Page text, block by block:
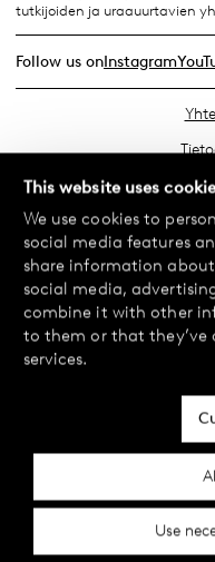
This website uses
We use cookies to
social media features
share information
social media,
combine it with other
to them or that they’ve
services.
Use
tutkijoiden ja uraauurtavien
Follow us onInstagram
Etsi
Vaihdot
All rights reserved.